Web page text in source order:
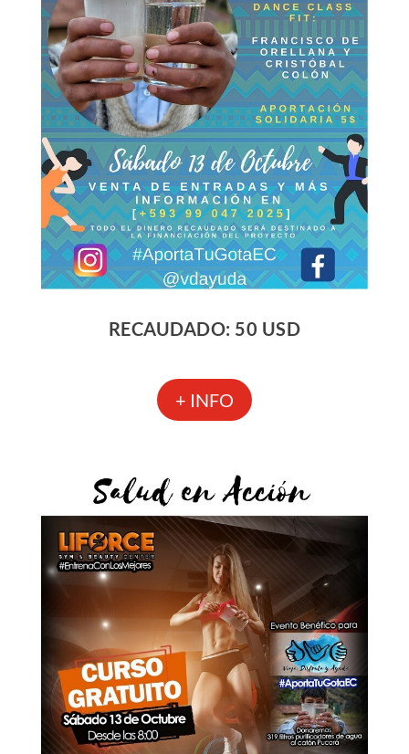
RECAUDADO: 50 USD
+ INFO